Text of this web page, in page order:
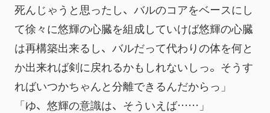
死んじゃうと思ったし、バルのコアをベースにし
て徐々に悠輝の心臓を組成していけば悠輝の心臓
は再構築出来るし、バルだって代わりの体を何と
か出来れば剣に戻れるかもしれないしっ。そうす
ればいつかちゃんと分離できるんだからっ」
「ゆ、悠輝の意識は、そういえば……」